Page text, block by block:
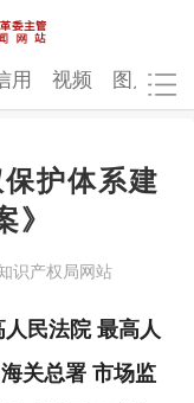
品牌
用 视频 图片
护体系建
》
识产权局网站
民法院 最高人
关总署 市场监